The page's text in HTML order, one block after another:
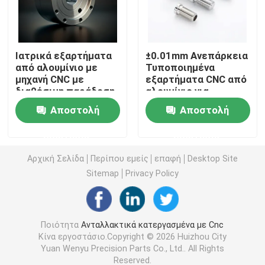
CNC γυρίζοντας μέρη άλεσης
CNC μέρη ανοξείδωτου
CNC μέρη ορείχαλκου
Μέρη κοπής με λέιζερ
CNC μέρη σφράγισης
3D Τυποποιημένα Μέρη
Ιατρικά εξαρτήματα
από αλουμίνιο με
μηχανή CNC με
διαθέσιμη παράδοση
UPS
Αποστολή
±0.01mm Ανεπάρκεια
Τυποποιημένα
εξαρτήματα CNC από
αλουμίνιο για
βιομηχανικές
εφαρμογέςΑποστολή
Αρχική Σελίδα Περίπου εμείς επαφή
Desktop Site
Sitemap
Privacy Policy
ΠοιότηταΑνταλλακτικά κατεργασμένα με Cnc
Κίνα εργοστάσιο.Copyright © 2026 Huizhou City
Yuan Wenyu Precision Parts Co., Ltd.. All Rights
Reserved.